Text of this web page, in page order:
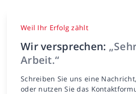
Weil Ihr Erfolg zählt
Wir versprechen:
Arbeit.“
Schreiben Sie uns eine
oder nutzen Sie das